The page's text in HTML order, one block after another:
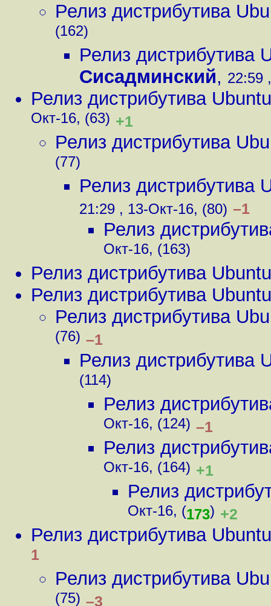
Релиз дистрибутива
(162)
Релиз дистрибутива
Сисадминский, 22:59
Релиз дистрибутива
Окт-16, (63) +1
Релиз дистрибутива
(77)
Релиз дистрибутива
21:29 , 13-Окт-16, (80) –1
Релиз
Окт-16, (163)
Релиз дистрибутива
Релиз дистрибутива
Релиз дистрибутива
(76) –1
Релиз дистрибутива
(114)
Релиз
Окт-16, (124) –1
Релиз
Окт-16, (164) +1
Релиз
Окт-16, (173) +2
Релиз дистрибутива
1
Релиз дистрибутива
(75) –3